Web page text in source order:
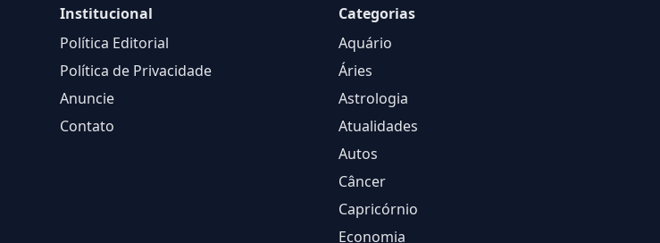
Institucional
Política Editorial
Política de Privacidade
Anuncie
Contato
Categorias
Aquário
Áries
Astrologia
Atualidades
Autos
Câncer
Capricórnio
Economia